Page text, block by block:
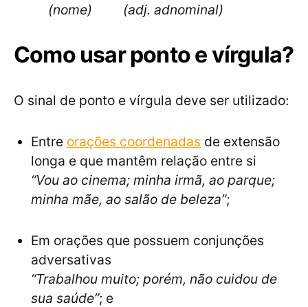
(nome) (adj. adnominal)
Como usar ponto e vírgula?
O sinal de ponto e vírgula deve ser utilizado:
Entre orações coordenadas de extensão
longa e que mantêm relação entre si
“Vou ao cinema; minha irmã, ao parque;
minha mãe, ao salão de beleza”;
Em orações que possuem conjunções
adversativas
“Trabalhou muito; porém, não cuidou de
sua saúde”; e